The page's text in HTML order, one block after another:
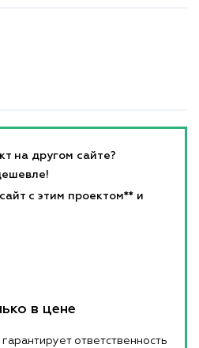
на другом сайте?
с этим проектом** и
в цене
ответственность